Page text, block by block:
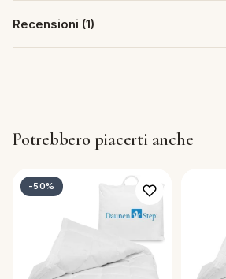
Recensioni (1)
Potrebbero piacerti anche
-50%